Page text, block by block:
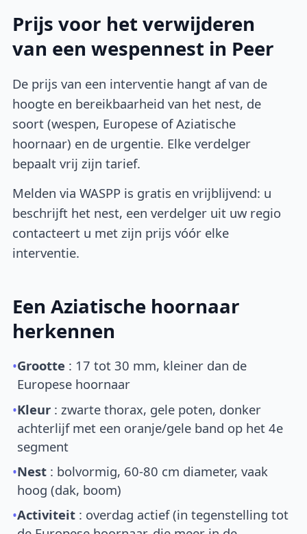
Prijs voor het verwijderen
van een wespennest in Peer
De prijs van een interventie hangt af van de
hoogte en bereikbaarheid van het nest, de
soort (wespen, Europese of Aziatische
hoornaar) en de urgentie. Elke verdelger
bepaalt vrij zijn tarief.
Melden via WASPP is gratis en vrijblijvend: u
beschrijft het nest, een verdelger uit uw regio
contacteert u met zijn prijs vóór elke
interventie.
Een Aziatische hoornaar
herkennen
•Grootte : 17 tot 30 mm, kleiner dan de
Europese hoornaar
•Kleur : zwarte thorax, gele poten, donker
achterlijf met een oranje/gele band op het 4e
segment
•Nest : bolvormig, 60-80 cm diameter, vaak
hoog (dak, boom)
•Activiteit : overdag actief (in tegenstelling tot